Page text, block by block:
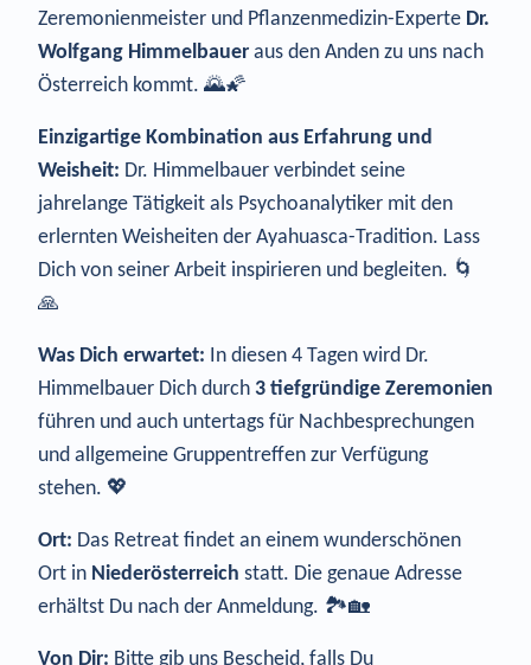
Zeremonienmeister und Pflanzenmedizin-Experte Dr.
Wolfgang Himmelbauer aus den Anden zu uns nach
Österreich kommt. 🌄🌠
Einzigartige Kombination aus Erfahrung und
Weisheit: Dr. Himmelbauer verbindet seine
jahrelange Tätigkeit als Psychoanalytiker mit den
erlernten Weisheiten der Ayahuasca-Tradition. Lass
Dich von seiner Arbeit inspirieren und begleiten. 🌀
🙏
Was Dich erwartet: In diesen 4 Tagen wird Dr.
Himmelbauer Dich durch 3 tiefgründige Zeremonien
führen und auch untertags für Nachbesprechungen
und allgemeine Gruppentreffen zur Verfügung
stehen. 💖
Ort: Das Retreat findet an einem wunderschönen
Ort in Niederösterreich statt. Die genaue Adresse
erhältst Du nach der Anmeldung. 🏞️🏡
Von Dir: Bitte gib uns Bescheid, falls Du